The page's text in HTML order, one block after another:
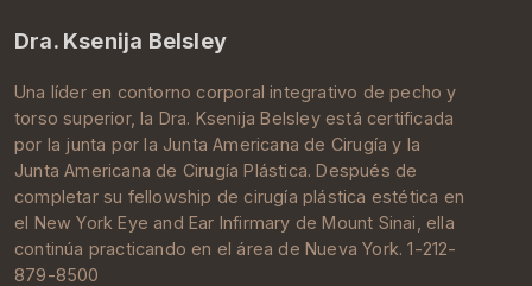
Dra. Ksenija Belsley
Una líder en contorno corporal integrativo de pecho y
torso superior, la Dra. Ksenija Belsleyestá certificada
por la junta por la Junta Americana de Cirugía y la
Junta Americana de Cirugía Plástica. Después de
completar su fellowship de cirugía plástica estética en
el New York Eye and Ear Infirmary deMount Sinai , ella
continúa practicando en el área de Nueva York. 1-212-
879-8500